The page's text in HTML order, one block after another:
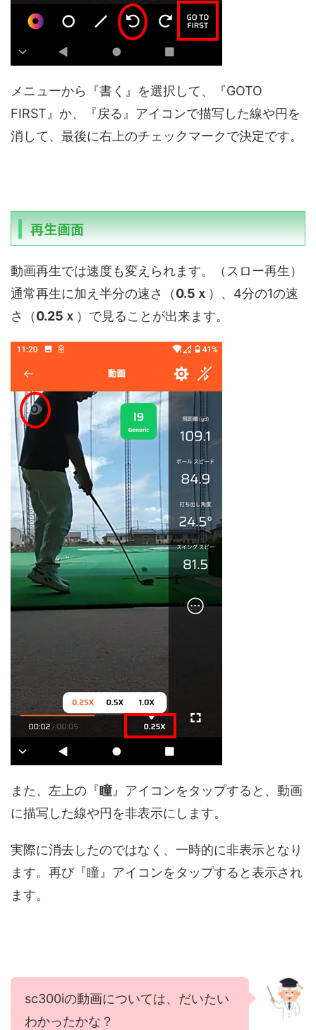
メニューから『書く』を選択して、『GOTO
FIRST』か、『戻る』アイコンで描写した線や円を
消して、最後に右上のチェックマークで決定です。
再生画面
動画再生では速度も変えられます。（スロー再生）
通常再生に加え半分の速さ（0.5ｘ ）、4分の1の速
さ（0.25ｘ ）で見ることが出来ます。
また、左上の『瞳 』アイコンをタップすると、動画
に描写した線や円を非表示にします。
実際に消去したのではなく、一時的に非表示となり
ます。再び『瞳』アイコンをタップすると表示され
ます。
sc300iの動画については、だいたい
わかったかな？